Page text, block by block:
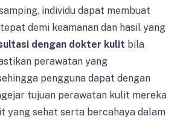
individu dapat membuat
demi keamanan dan hasil yang
dengan dokter kulit bila
perawatan yang
pengguna dapat dengan
tujuan perawatan kulit mereka
yang sehat serta bercahaya dalam